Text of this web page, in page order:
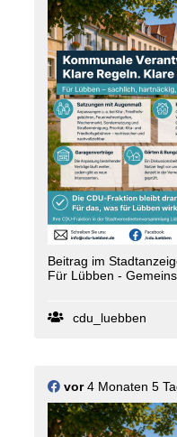
wachsen ? mit
Die Botschaft von
Hoffnung erneuert.
entsteht.
Wir wünschen Ihnen
gesegnetes
schöne Momente!
Herzlichst
Ihre CDU Lübben
Beitrag im
Für Lübben -
cdu_luebben
vor4 Monaten 5